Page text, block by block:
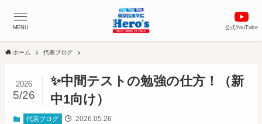
公式YouTube
MENU
ホーム 代表ブログ
✨中間テストの勉強の仕方！（新
中1向け）
2026
5/26
代表ブログ 2026.05.26